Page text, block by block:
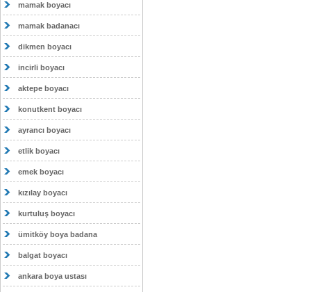
mamak boyacı
mamak badanacı
dikmen boyacı
incirli boyacı
aktepe boyacı
konutkent boyacı
ayrancı boyacı
etlik boyacı
emek boyacı
kızılay boyacı
kurtuluş boyacı
ümitköy boya badana
balgat boyacı
ankara boya ustası